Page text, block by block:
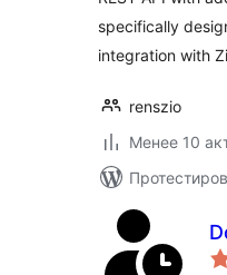
specifically
integration with
renszio
Менее 10